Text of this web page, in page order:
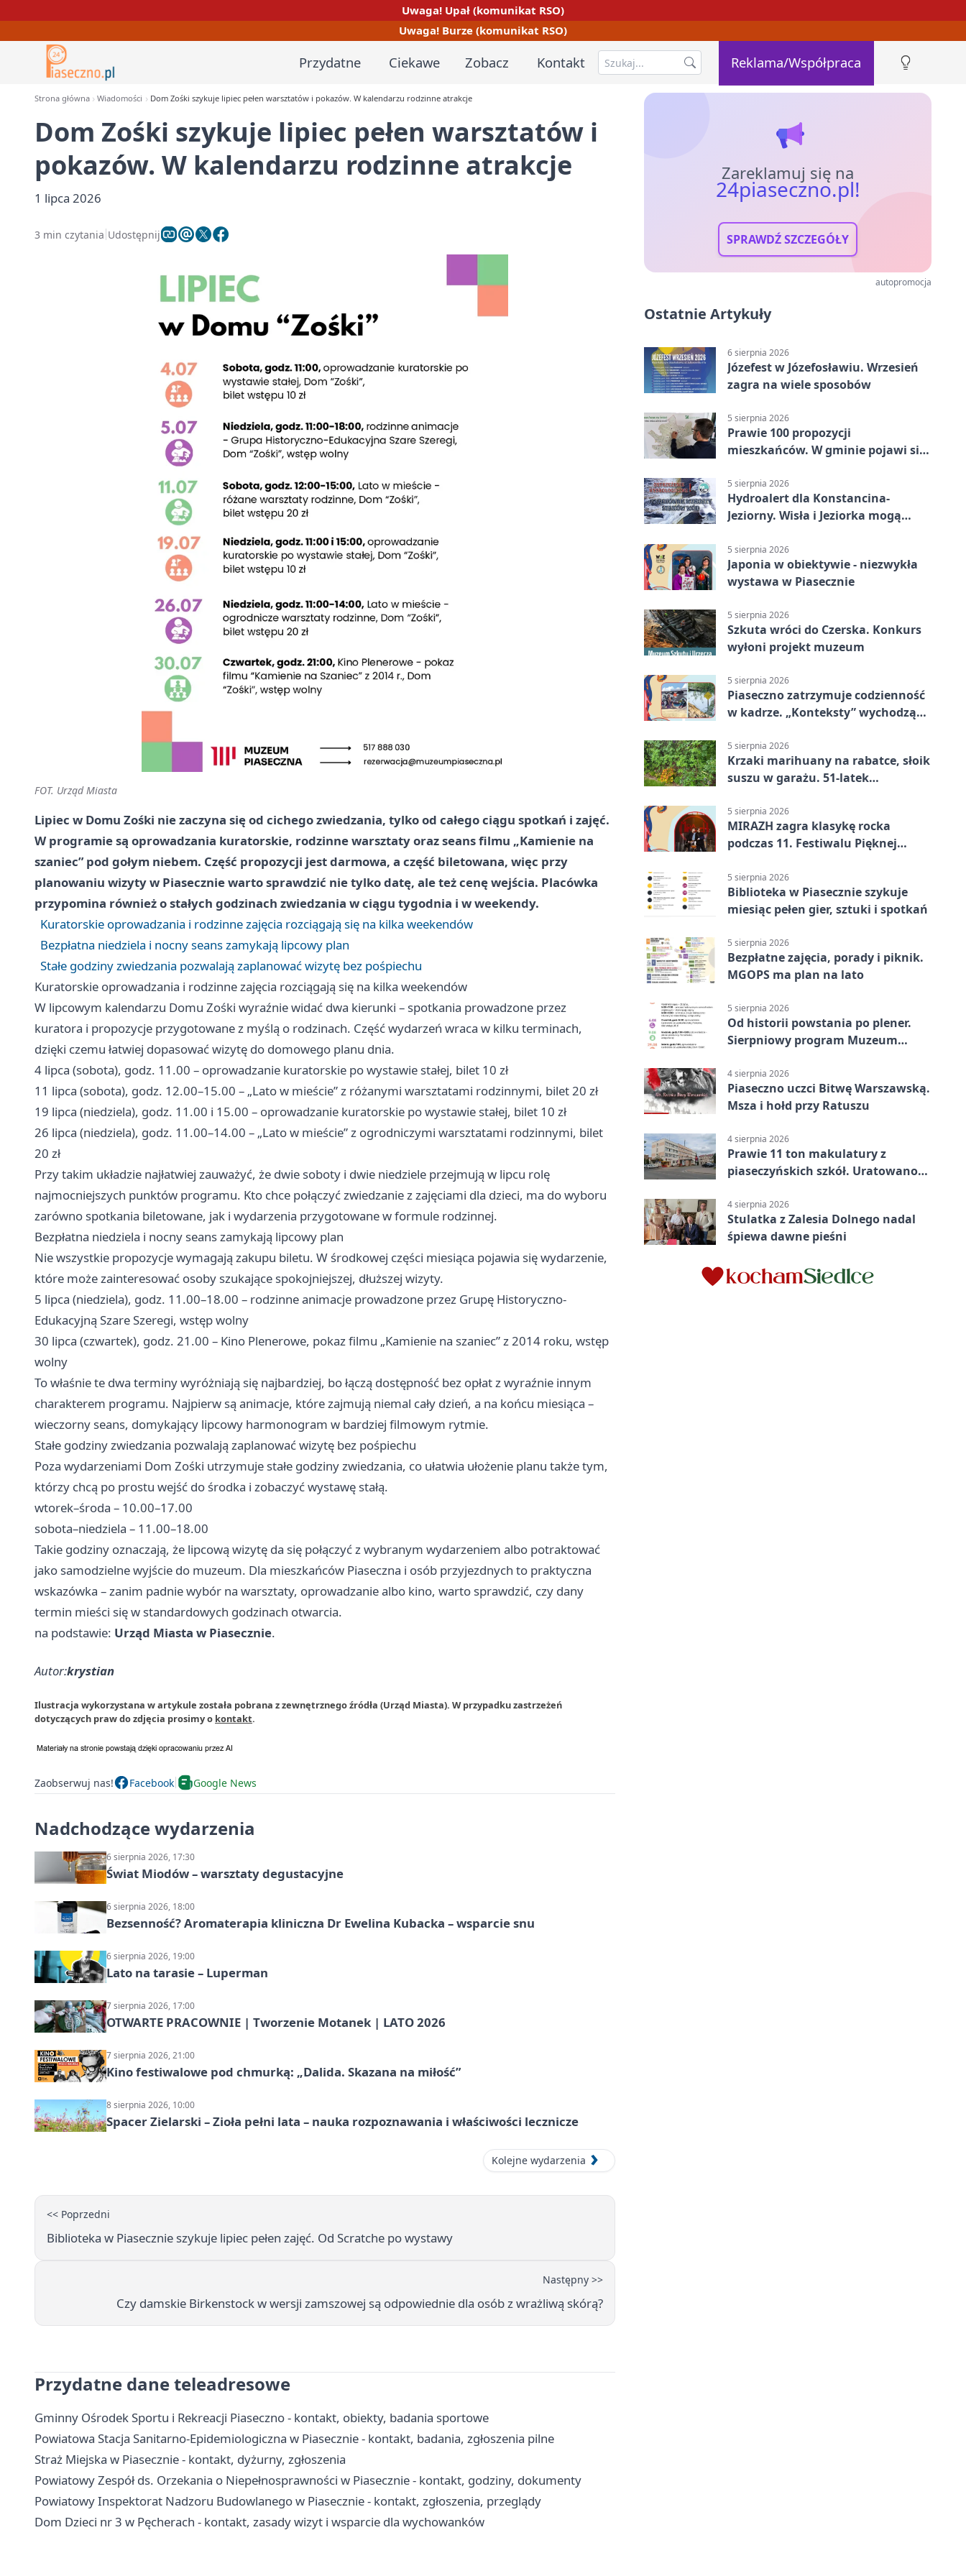
Uwaga! Upał (komunikat RSO)
Uwaga! Burze (komunikat RSO)
Przydatne Ciekawe Zobacz Kontakt Reklama/Współpraca
Strona główna Wiadomości Dom Zośki szykuje lipiec pełen warsztatów i pokazów. W kalendarzu rodzinne atrakcje
Dom Zośki szykuje lipiec pełen warsztatów i
pokazów. W kalendarzu rodzinne atrakcje
1 lipca 2026
3 min czytania Udostępnij
FOT. Urząd Miasta
Lipiec w Domu Zośki nie zaczyna się od cichego zwiedzania, tylko od całego ciągu spotkań i zajęć.
W programie są oprowadzania kuratorskie, rodzinne warsztaty oraz seans filmu „Kamienie na
szaniec” pod gołym niebem. Część propozycji jest darmowa, a część biletowana, więc przy
planowaniu wizyty w Piasecznie warto sprawdzić nie tylko datę, ale też cenę wejścia. Placówka
przypomina również o stałych godzinach zwiedzania w ciągu tygodnia i w weekendy.
Kuratorskie oprowadzania i rodzinne zajęcia rozciągają się na kilka weekendów
Bezpłatna niedziela i nocny seans zamykają lipcowy plan
Stałe godziny zwiedzania pozwalają zaplanować wizytę bez pośpiechu
Kuratorskie oprowadzania i rodzinne zajęcia rozciągają się na kilka weekendów
W lipcowym kalendarzu Domu Zośki wyraźnie widać dwa kierunki – spotkania prowadzone przez
kuratora i propozycje przygotowane z myślą o rodzinach. Część wydarzeń wraca w kilku terminach,
dzięki czemu łatwiej dopasować wizytę do domowego planu dnia.
4 lipca (sobota), godz. 11.00 – oprowadzanie kuratorskie po wystawie stałej, bilet 10 zł
11 lipca (sobota), godz. 12.00–15.00 – „Lato w mieście” z różanymi warsztatami rodzinnymi, bilet 20 zł
19 lipca (niedziela), godz. 11.00 i 15.00 – oprowadzanie kuratorskie po wystawie stałej, bilet 10 zł
26 lipca (niedziela), godz. 11.00–14.00 – „Lato w mieście” z ogrodniczymi warsztatami rodzinnymi, bilet
20 zł
Przy takim układzie najłatwiej zauważyć, że dwie soboty i dwie niedziele przejmują w lipcu rolę
najmocniejszych punktów programu. Kto chce połączyć zwiedzanie z zajęciami dla dzieci, ma do wyboru
zarówno spotkania biletowane, jak i wydarzenia przygotowane w formule rodzinnej.
Bezpłatna niedziela i nocny seans zamykają lipcowy plan
Nie wszystkie propozycje wymagają zakupu biletu. W środkowej części miesiąca pojawia się wydarzenie,
które może zainteresować osoby szukające spokojniejszej, dłuższej wizyty.
5 lipca (niedziela), godz. 11.00–18.00 – rodzinne animacje prowadzone przez Grupę Historyczno-
Edukacyjną Szare Szeregi, wstęp wolny
30 lipca (czwartek), godz. 21.00 – Kino Plenerowe, pokaz filmu „Kamienie na szaniec” z 2014 roku, wstęp
wolny
To właśnie te dwa terminy wyróżniają się najbardziej, bo łączą dostępność bez opłat z wyraźnie innym
charakterem programu. Najpierw są animacje, które zajmują niemal cały dzień, a na końcu miesiąca –
wieczorny seans, domykający lipcowy harmonogram w bardziej filmowym rytmie.
Stałe godziny zwiedzania pozwalają zaplanować wizytę bez pośpiechu
Poza wydarzeniami Dom Zośki utrzymuje stałe godziny zwiedzania, co ułatwia ułożenie planu także tym,
którzy chcą po prostu wejść do środka i zobaczyć wystawę stałą.
wtorek–środa – 10.00–17.00
sobota–niedziela – 11.00–18.00
Takie godziny oznaczają, że lipcową wizytę da się połączyć z wybranym wydarzeniem albo potraktować
jako samodzielne wyjście do muzeum. Dla mieszkańców Piaseczna i osób przyjezdnych to praktyczna
wskazówka – zanim padnie wybór na warsztaty, oprowadzanie albo kino, warto sprawdzić, czy dany
termin mieści się w standardowych godzinach otwarcia.
na podstawie: Urząd Miasta w Piasecznie.
Autor:krystian
Ilustracja wykorzystana w artykule została pobrana z zewnętrznego źródła (Urząd Miasta). W przypadku zastrzeżeń
dotyczących praw do zdjęcia prosimy o kontakt.
Zaobserwuj nas! Facebook Google News
Nadchodzące wydarzenia
6 sierpnia 2026, 17:30
Świat Miodów – warsztaty degustacyjne
6 sierpnia 2026, 18:00
Bezsenność? Aromaterapia kliniczna Dr Ewelina Kubacka – wsparcie snu
6 sierpnia 2026, 19:00
Lato na tarasie – Luperman
7 sierpnia 2026, 17:00
OTWARTE PRACOWNIE | Tworzenie Motanek | LATO 2026
7 sierpnia 2026, 21:00
Kino festiwalowe pod chmurką: „Dalida. Skazana na miłość”
8 sierpnia 2026, 10:00
Spacer Zielarski – Zioła pełni lata – nauka rozpoznawania i właściwości lecznicze
Kolejne wydarzenia
<< Poprzedni
Biblioteka w Piasecznie szykuje lipiec pełen zajęć. Od Scratche po wystawy
Następny >>
Czy damskie Birkenstock w wersji zamszowej są odpowiednie dla osób z wrażliwą skórą?
Przydatne dane teleadresowe
Gminny Ośrodek Sportu i Rekreacji Piaseczno - kontakt, obiekty, badania sportowe
Powiatowa Stacja Sanitarno-Epidemiologiczna w Piasecznie - kontakt, badania, zgłoszenia pilne
Straż Miejska w Piasecznie - kontakt, dyżurny, zgłoszenia
Powiatowy Zespół ds. Orzekania o Niepełnosprawności w Piasecznie - kontakt, godziny, dokumenty
Powiatowy Inspektorat Nadzoru Budowlanego w Piasecznie - kontakt, zgłoszenia, przeglądy
Dom Dzieci nr 3 w Pęcherach - kontakt, zasady wizyt i wsparcie dla wychowanków
Zareklamuj się na
24piaseczno.pl!
SPRAWDŹ SZCZEGÓŁY
autopromocja
Ostatnie Artykuły
6 sierpnia 2026
Józefest w Józefosławiu. Wrzesień
zagra na wiele sposobów
5 sierpnia 2026
Prawie 100 propozycji
mieszkańców. W gminie pojawi się
5 sierpnia 2026
Hydroalert dla Konstancina-
Jeziorny. Wisła i Jeziorka mogą
5 sierpnia 2026
Japonia w obiektywie - niezwykła
wystawa w Piasecznie
5 sierpnia 2026
Szkuta wróci do Czerska. Konkurs
wyłoni projekt muzeum
5 sierpnia 2026
Piaseczno zatrzymuje codzienność
w kadrze. „Konteksty” wychodzą
5 sierpnia 2026
Krzaki marihuany na rabatce, słoik
suszu w garażu. 51-latek
5 sierpnia 2026
MIRAZH zagra klasykę rocka
podczas 11. Festiwalu Pięknej
5 sierpnia 2026
Biblioteka w Piasecznie szykuje
miesiąc pełen gier, sztuki i spotkań
5 sierpnia 2026
Bezpłatne zajęcia, porady i piknik.
MGOPS ma plan na lato
5 sierpnia 2026
Od historii powstania po plener.
Sierpniowy program Muzeum
4 sierpnia 2026
Piaseczno uczci Bitwę Warszawską.
Msza i hołd przy Ratuszu
4 sierpnia 2026
Prawie 11 ton makulatury z
piaseczyńskich szkół. Uratowano
4 sierpnia 2026
Stulatka z Zalesia Dolnego nadal
śpiewa dawne pieśni